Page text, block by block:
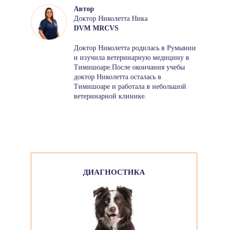
Автор
Доктор Николетта Ника
DVM MRCVS
Доктор Николетта родилась в Румынии
и изучила ветеринарную медицину в
Тимишоаре.После окончания учебы
доктор Николетта осталась в
Тимишоаре и работала в небольшой
ветеринарной клинике.
ДИАГНОСТИКА